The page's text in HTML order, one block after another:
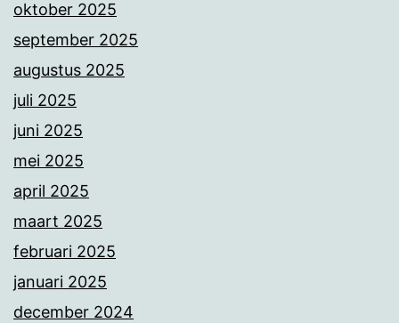
oktober 2025
september 2025
augustus 2025
juli 2025
juni 2025
mei 2025
april 2025
maart 2025
februari 2025
januari 2025
december 2024